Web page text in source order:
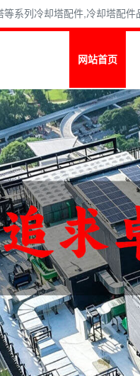
系列冷却塔配件,冷却塔配
网站首页